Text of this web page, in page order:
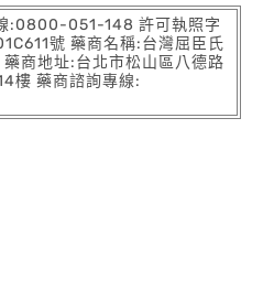
:0800-051-148 許可執照字
號 藥商名稱:台灣屈臣氏
商地址:台北市松山區八德路
樓 藥商諮詢專線: